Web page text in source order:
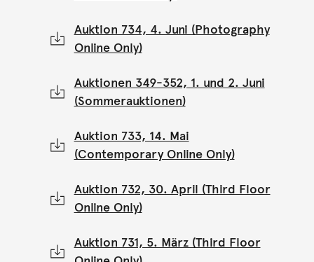
Auktion 734, 4. Juni (Photography
Online Only)
Auktionen 349-352, 1. und 2. Juni
(Sommerauktionen)
Auktion 733, 14. Mai
(Contemporary Online Only)
Auktion 732, 30. April (Third Floor
Online Only)
Auktion 731, 5. März (Third Floor